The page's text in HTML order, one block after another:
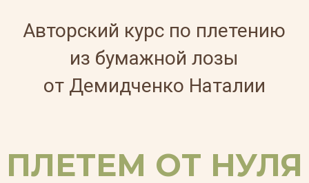
Авторский курс по плетению
из бумажной лозы
от Демидченко Наталии
ДО МЕБЕЛИ